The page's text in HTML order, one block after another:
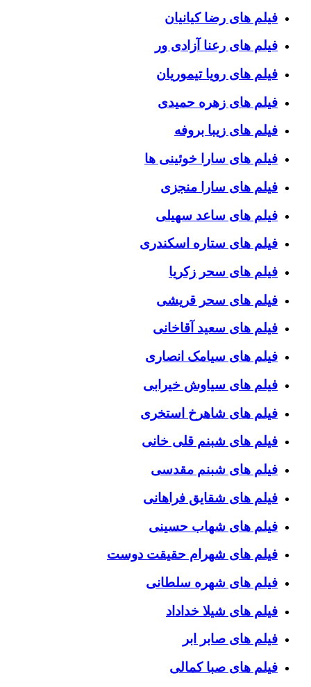
فیلم های رضا کیانیان
فیلم های رعنا آزادی ور
فیلم های رویا تیموریان
فیلم های زهره حمیدی
فیلم های زیبا بروفه
فیلم های سارا خوئینی ها
فیلم های سارا منجزی
فیلم های ساعد سهیلی
فیلم های ستاره اسکندری
فیلم های سحر زکریا
فیلم های سحر قریشی
فیلم های سعید آقاخانی
فیلم های سیامک انصاری
فیلم های سیاوش خیرابی
فیلم های شاهرخ استخری
فیلم های شبنم قلی خانی
فیلم های شبنم مقدسی
فیلم های شقایق فراهانی
فیلم های شهاب حسینی
فیلم های شهرام حقیقت دوست
فیلم های شهره سلطانی
فیلم های شیلا خداداد
فیلم های صابر ابر
فیلم های صبا کمالی